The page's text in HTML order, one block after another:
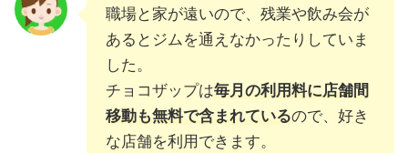
職場と家が遠いので、残業や飲み会が
あるとジムを通えなかったりしていま
した。
チョコザップは毎月の利用料に店舗間
移動も無料で含まれているので、好き
な店舗を利用できます。